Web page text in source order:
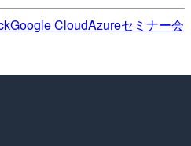
Google CloudAzureセミナー会